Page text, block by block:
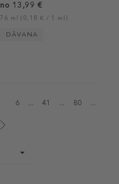
no 13,99 €
76 ml (0,18 € / 1 ml)
DĀVANA
6 ... 41 ... 80 ...